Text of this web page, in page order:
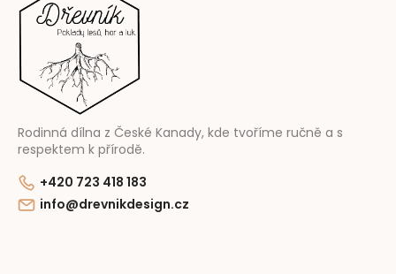
Rodinná dílna z České Kanady, kde tvoříme ručně a s
respektem k přírodě.
+420 723 418 183
info@drevnikdesign.cz